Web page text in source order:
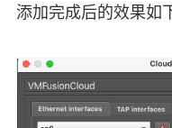
添加完成后的效果如